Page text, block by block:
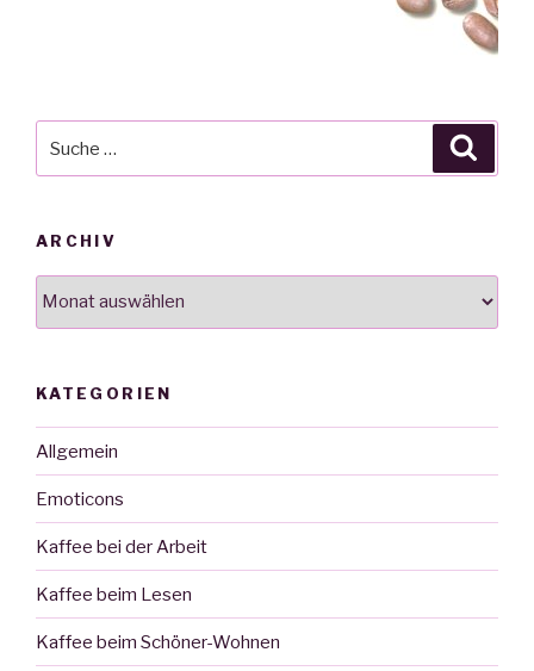
ARCHIV
Archiv
KATEGORIEN
Allgemein
Emoticons
Kaffee bei der Arbeit
Kaffee beim Lesen
Kaffee beim Schöner-Wohnen